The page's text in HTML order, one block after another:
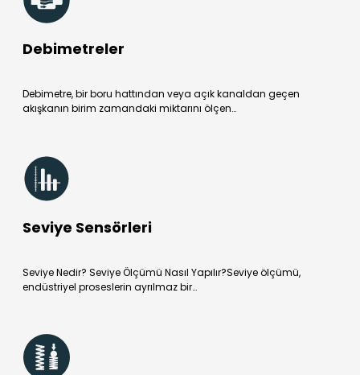
Debimetreler
Debimetre, bir boru hattından veya açık kanaldan geçen
akışkanın birim zamandaki miktarını ölçen…
Seviye Sensörleri
Seviye Nedir? Seviye Ölçümü Nasıl Yapılır?Seviye ölçümü,
endüstriyel proseslerin ayrılmaz bir…